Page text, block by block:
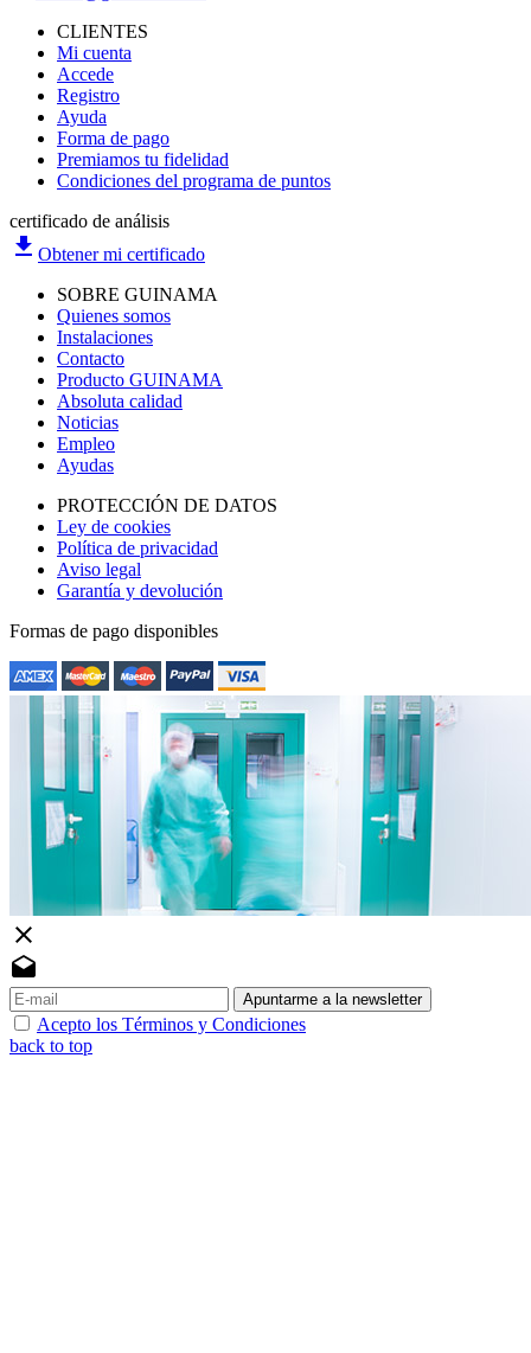
CLIENTES
Mi cuenta
Accede
Registro
Ayuda
Forma de pago
Premiamos tu fidelidad
Condiciones del programa de puntos
certificado de análisis
file_download Obtener mi certificado
SOBRE GUINAMA
Quienes somos
Instalaciones
Contacto
Producto GUINAMA
Absoluta calidad
Noticias
Empleo
Ayudas
PROTECCIÓN DE DATOS
Ley de cookies
Política de privacidad
Aviso legal
Garantía y devolución
Formas de pago disponibles
close
drafts
Apuntarme a la newsletter
Acepto los Términos y Condiciones
back to top